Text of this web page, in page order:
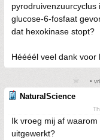
glucose-6-fosfaat
dat hexokinase stopt?
Héééél veel dank voor
•
NaturalScience
Ik vroeg mij af
uitgewerkt?